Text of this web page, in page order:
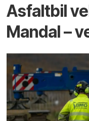
Asfaltbil
Mandal –